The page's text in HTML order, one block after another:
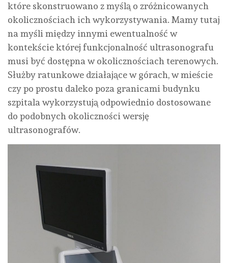
które skonstruowano z myślą o zróżnicowanych
okolicznościach ich wykorzystywania. Mamy tutaj
na myśli między innymi ewentualność w
kontekście której funkcjonalność ultrasonografu
musi być dostępna w okolicznościach terenowych.
Służby ratunkowe działające w górach, w mieście
czy po prostu daleko poza granicami budynku
szpitala wykorzystują odpowiednio dostosowane
do podobnych okoliczności wersję
ultrasonografów.